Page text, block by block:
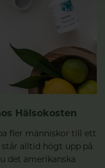
Hälsokosten
fler människor till ett
alltid högt upp på
det amerikanska